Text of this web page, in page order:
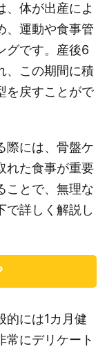
、体が出産によ
、運動や食事管
グです。産後6
、この期間に積
を戻すことがで
際には、骨盤ケ
れた食事が重要
ことで、無理な
で詳しく解説し
的には1カ月健
常にデリケート